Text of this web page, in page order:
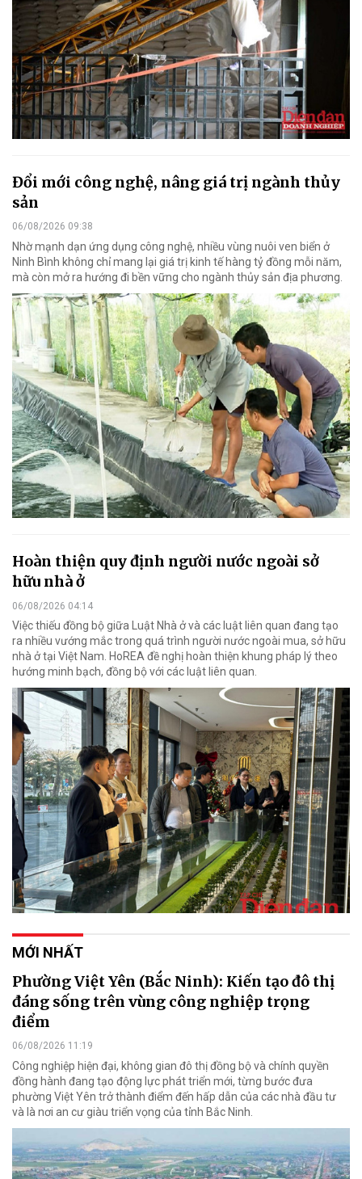
Đổi mới công nghệ, nâng giá trị ngành thủy
sản
06/08/2026 09:38
Nhờ mạnh dạn ứng dụng công nghệ, nhiều vùng nuôi ven biển ở
Ninh Bình không chỉ mang lại giá trị kinh tế hàng tỷ đồng mỗi năm,
mà còn mở ra hướng đi bền vững cho ngành thủy sản địa phương.
Hoàn thiện quy định người nước ngoài sở
hữu nhà ở
06/08/2026 04:14
Việc thiếu đồng bộ giữa Luật Nhà ở và các luật liên quan đang tạo
ra nhiều vướng mắc trong quá trình người nước ngoài mua, sở hữu
nhà ở tại Việt Nam. HoREA đề nghị hoàn thiện khung pháp lý theo
hướng minh bạch, đồng bộ với các luật liên quan.
MỚI NHẤT
Phường Việt Yên (Bắc Ninh): Kiến tạo đô thị
đáng sống trên vùng công nghiệp trọng
điểm
06/08/2026 11:19
Công nghiệp hiện đại, không gian đô thị đồng bộ và chính quyền
đồng hành đang tạo động lực phát triển mới, từng bước đưa
phường Việt Yên trở thành điểm đến hấp dẫn của các nhà đầu tư
và là nơi an cư giàu triển vọng của tỉnh Bắc Ninh.